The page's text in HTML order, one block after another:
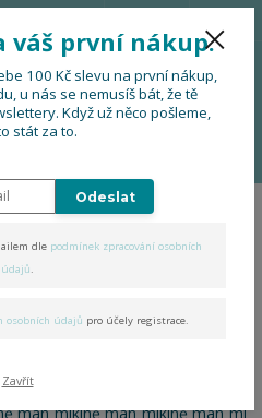
Menu
0 Kč
man
váš první nákup.
100 Kč slevu na první nákup,
u nás se nemusíš bát, že tě
Když už něco pošleme,
stát za to.
Odeslat
dle podmínek zpracování osobních
údajů.
osobních údajů pro účely registrace.
Zavřít